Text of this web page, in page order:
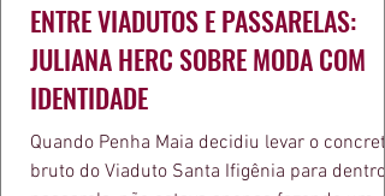
ENTRE VIADUTOS E PASSARELAS:
JULIANA HERC SOBRE MODA COM
IDENTIDADE
Quando Penha Maia decidiu levar o concreto
bruto do Viaduto Santa Ifigênia para dentro